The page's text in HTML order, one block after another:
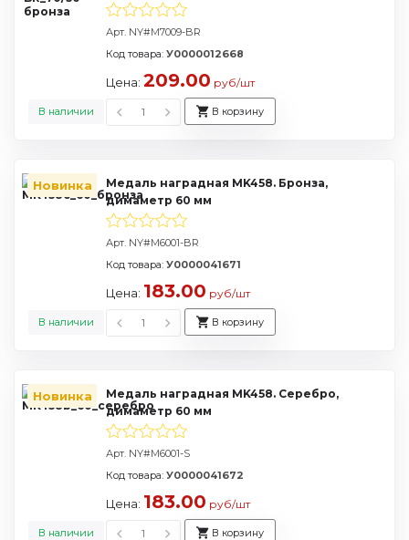
Арт. NY#M7009-BR
В наличии
Код товара: У0000012668
Цена: 209.00 руб/шт
В корзину
Новинка
Медаль наградная MK458. Бронза,
димаметр 60 мм
Арт. NY#M6001-BR
В наличии
Код товара: У0000041671
Цена: 183.00 руб/шт
В корзину
Новинка
Медаль наградная MK458. Серебро,
димаметр 60 мм
Арт. NY#M6001-S
В наличии
Код товара: У0000041672
Цена: 183.00 руб/шт
В корзину